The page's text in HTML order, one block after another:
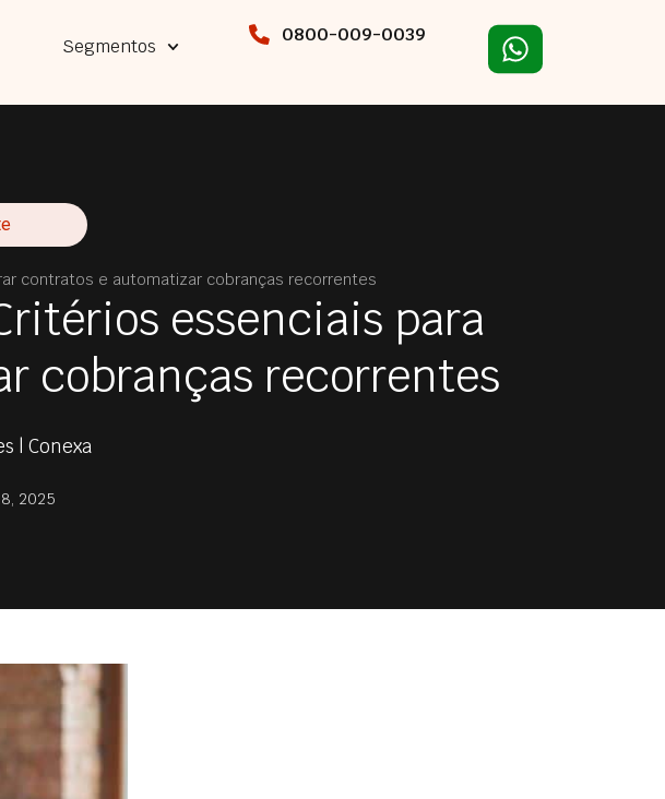
Segmentos
0800-009-0039
contratos e automatizar cobranças recorrentes
essenciais para
cobranças recorrentes
| Conexa
2025